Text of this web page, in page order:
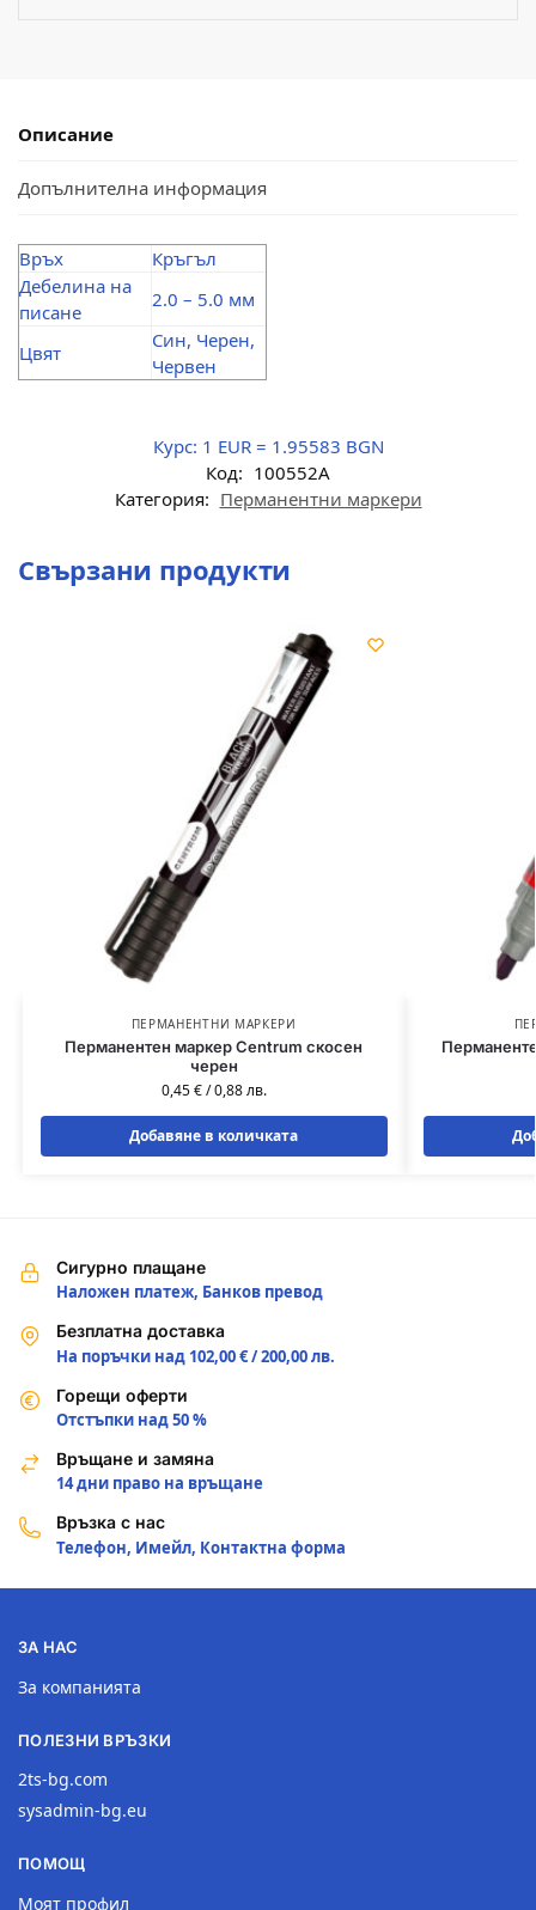
Описание
Допълнителна информация
Връх
Кръгъл
Дебелина на
писане
2.0 – 5.0 мм
Цвят
Син, Черен,
Червен
Курс: 1 EUR = 1.95583 BGN
Код: 100552A
Категория: Перманентни маркери
Свързани продукти
ПЕРМАНЕНТНИ МАРКЕРИ
Перманентен маркер Centrum скосен
черен
0,45€/0,88лв.
Добавяне в количката
Сигурно плащане
Наложен платеж, Банков превод
Безплатна доставка
На поръчки над 102,00 € / 200,00 лв.
Горещи оферти
Отстъпки над 50 %
Връщане и замяна
14 дни право на връщане
Връзка с нас
Телефон, Имейл, Контактна форма
ЗА НАС
За компанията
ПОЛЕЗНИ ВРЪЗКИ
2ts-bg.com
sysadmin-bg.eu
ПОМОЩ
Моят профил